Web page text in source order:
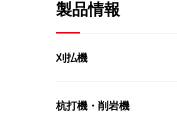
製品情報
刈払機
杭打機・削岩機